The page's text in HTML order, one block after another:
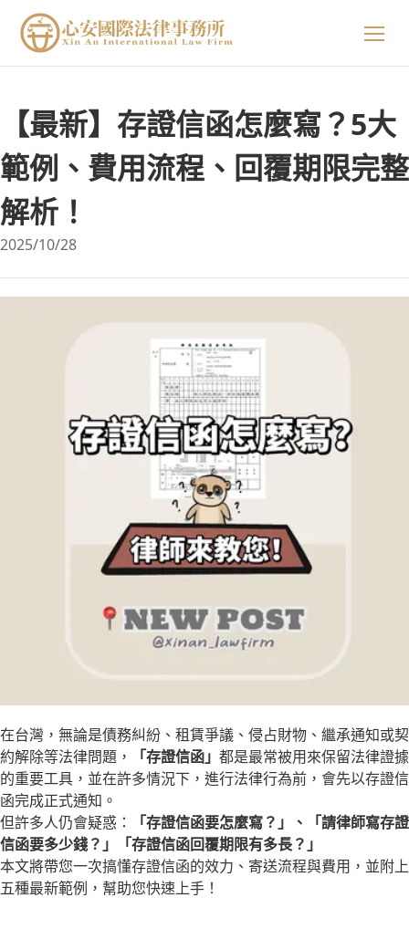
關於我們
吳郁婷 主持律師
專業領域
生活小常識
立即諮詢
【最新】存證信函怎麼寫？5大
範例、費用流程、回覆期限完整
解析！
2025/10/28
在台灣，無論是債務糾紛、租賃爭議、侵占財物、繼承通知或契
約解除等法律問題，
「存證信函」 都是最常被用來保留法律證據
的重要工具，並在許多情況下，進行法律行為前，會先以存證信
函完成正式通知。
但許多人仍會疑惑：
「存證信函要怎麼寫？」、「請律師寫存證
信函要多少錢？」「存證信函回覆期限有多長？」
本文將帶您一次搞懂存證信函的效力、寄送流程與費用，並附上
五種最新範例，幫助您快速上手！